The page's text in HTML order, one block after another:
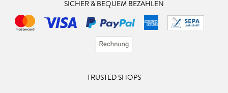
SICHER & BEQUEM BEZAHLEN
TRUSTED SHOPS